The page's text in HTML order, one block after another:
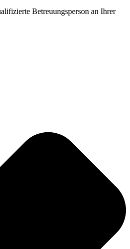
Betreuungsperson an Ihrer